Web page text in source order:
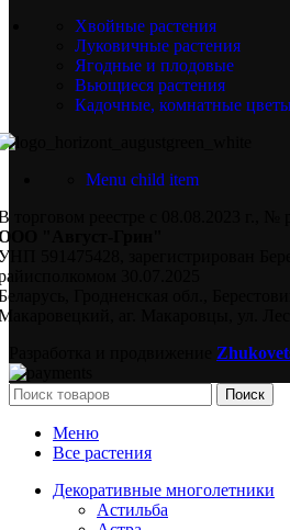
Хвойные растения
Луковичные растения
Ягодные и плодовые
Вьющиеся растения
Кадочные, комнатные
Menu child item
торговом реестре с 08.08.2023 г., №
"Август-Грин"
591475428, зарегистрирован
30.07.2025
Гродненская обл.,
аг. Макаровцы, ул.
Поиск
Меню
Все растения
Декоративные многолетники
Астильба